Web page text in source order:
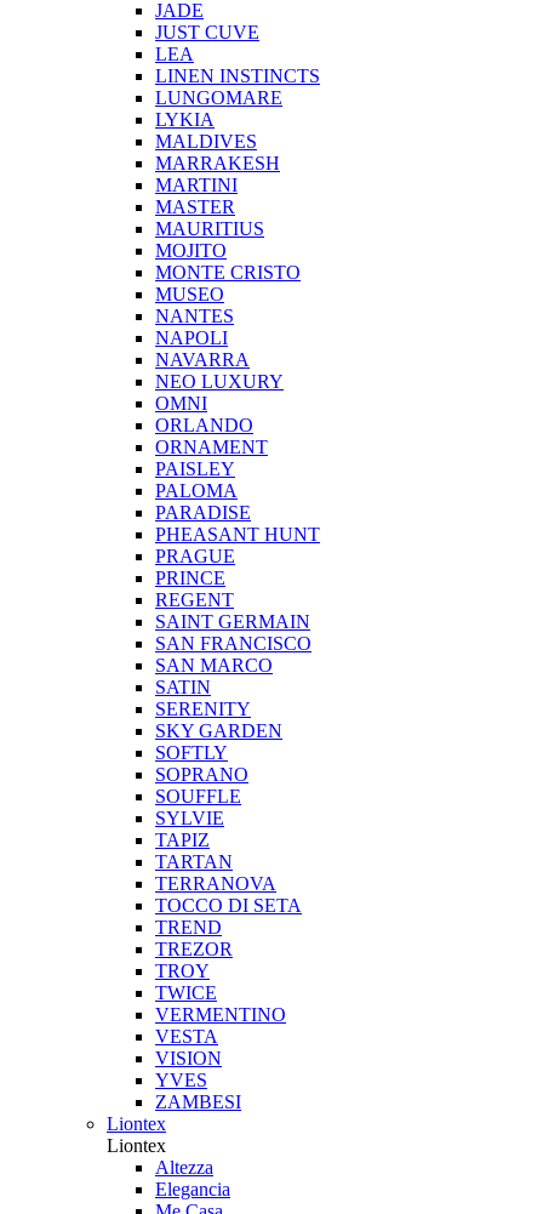
JADE
JUST CUVE
LEA
LINEN INSTINCTS
LUNGOMARE
LYKIA
MALDIVES
MARRAKESH
MARTINI
MASTER
MAURITIUS
MOJITO
MONTE CRISTO
MUSEO
NANTES
NAPOLI
NAVARRA
NEO LUXURY
OMNI
ORLANDO
ORNAMENT
PAISLEY
PALOMA
PARADISE
PHEASANT HUNT
PRAGUE
PRINCE
REGENT
SAINT GERMAIN
SAN FRANCISCO
SAN MARCO
SATIN
SERENITY
SKY GARDEN
SOFTLY
SOPRANO
SOUFFLE
SYLVIE
TAPIZ
TARTAN
TERRANOVA
TOCCO DI SETA
TREND
TREZOR
TROY
TWICE
VERMENTINO
VESTA
VISION
YVES
ZAMBESI
Liontex
Liontex
Altezza
Elegancia